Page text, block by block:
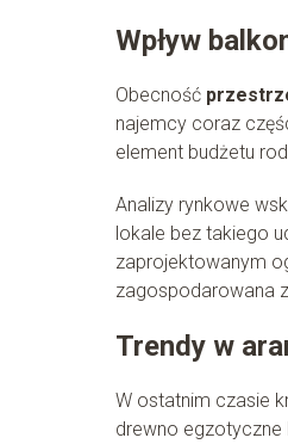
Wpływ
Obecność
najemcy coraz
element budżetu
Analizy rynkowe
lokale bez takiego
zaprojektowanym
zagospodarowana
Trendy w
W ostatnim czasie
drewno egzotyczne